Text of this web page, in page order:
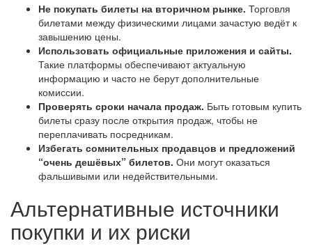
Не покупать билеты на вторичном рынке. Торговля
билетами между физическими лицами зачастую ведёт к
завышению цены.
Использовать официальные приложения и сайты.
Такие платформы обеспечивают актуальную
информацию и часто не берут дополнительные
комиссии.
Проверять сроки начала продаж. Быть готовым купить
билеты сразу после открытия продаж, чтобы не
переплачивать посредникам.
Избегать сомнительных продавцов и предложений
“очень дешёвых” билетов. Они могут оказаться
фальшивыми или недействительными.
Альтернативные источники
покупки и их риски